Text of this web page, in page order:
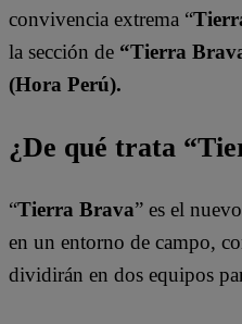
convivencia extrema “
la sección de “Tierra
(Hora Perú).
¿De qué trata
“Tierra Brava” es el
en un entorno de campo,
dividirán en dos equipos